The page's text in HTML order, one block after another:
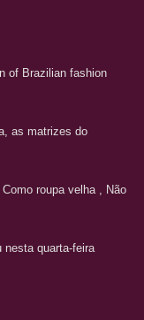
of Brazilian fashion
as matrizes do
roupa velha , Não
nesta quarta-feira